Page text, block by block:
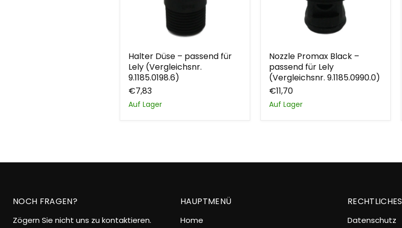
Düse
–
passend
für
Lely
(Vergleichsnr.
Halter Düse – passend für
Lely (Vergleichsnr.
9.1185.0198.6)
€7,83
Auf Lager
Promax
Black
–
passend
für
Lely
Nozzle Promax Black –
passend für Lely
(Vergleichsnr. 9.1185.0990.0)
€11,70
Auf Lager
NOCH FRAGEN?
Zögern Sie nicht uns zu kontaktieren.
HAUPTMENÜ
Home
RECHTLICHES
Datenschutz